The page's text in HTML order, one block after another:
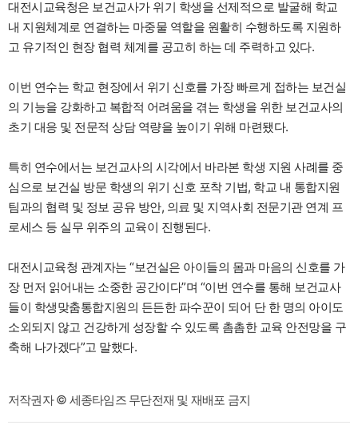
대전시교육청은 보건교사가 위기 학생을 선제적으로 발굴해 학교
내 지원체계로 연결하는 마중물 역할을 원활히 수행하도록 지원하
고 유기적인 현장 협력 체계를 공고히 하는 데 주력하고 있다.
이번 연수는 학교 현장에서 위기 신호를 가장 빠르게 접하는 보건실
의 기능을 강화하고 복합적 어려움을 겪는 학생을 위한 보건교사의
초기 대응 및 전문적 상담 역량을 높이기 위해 마련됐다.
특히 연수에서는 보건교사의 시각에서 바라본 학생 지원 사례를 중
심으로 보건실 방문 학생의 위기 신호 포착 기법, 학교 내 통합지원
팀과의 협력 및 정보 공유 방안, 의료 및 지역사회 전문기관 연계 프
로세스 등 실무 위주의 교육이 진행된다.
대전시교육청 관계자는 “보건실은 아이들의 몸과 마음의 신호를 가
장 먼저 읽어내는 소중한 공간이다”며 “이번 연수를 통해 보건교사
들이 학생맞춤통합지원의 든든한 파수꾼이 되어 단 한 명의 아이도
소외되지 않고 건강하게 성장할 수 있도록 촘촘한 교육 안전망을 구
축해 나가겠다”고 말했다.
저작권자 © 세종타임즈 무단전재 및 재배포 금지